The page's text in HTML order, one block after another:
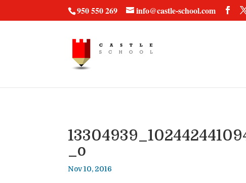
950 550 269 info@castle-school.com
_o
Nov 10, 2016